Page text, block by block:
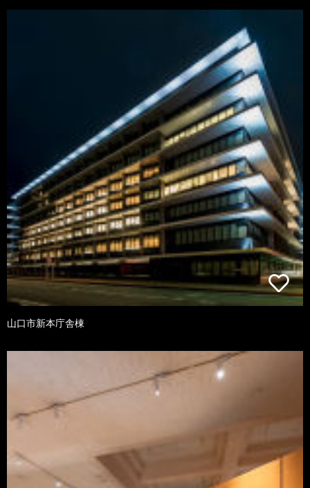
山口市新本庁舎棟